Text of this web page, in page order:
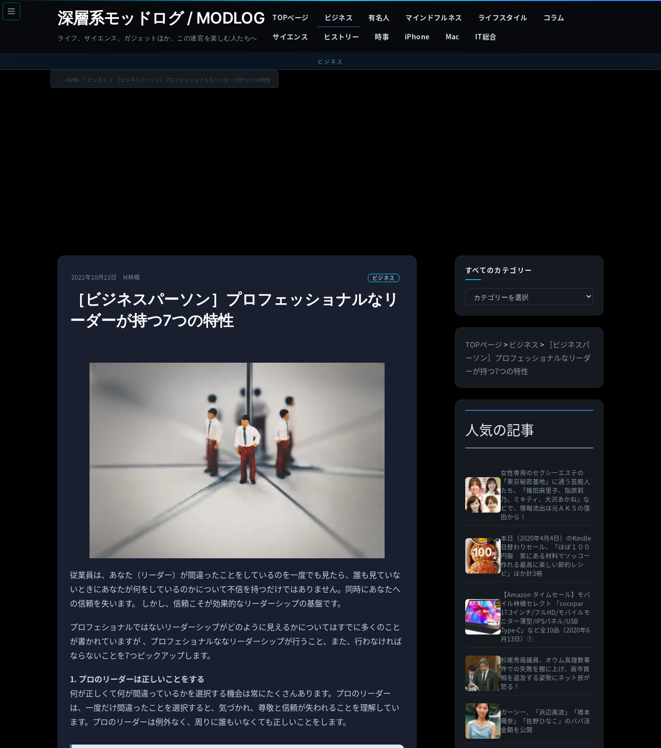
コ
ン
へ
ナ
ビ
ョ
深層系モッドログ / MODLOG
ライフ、サイエンス、ガジェットほか、この迷宮を楽しむ人たちへ
TOPページ ビジネス 有名人 マインドフルネス ライフスタイル
コラム
サイエンス
ヒストリー 時事 iPhone Mac IT総合
ビジネス
HOME ビジネス ［ビジネスパーソン］プロフェッショナルなリーダーが持つ7つの特性
2022年10月23日 M林檎 ビジネス
［ビジネスパーソン］プロフェッショナルなリ
ーダーが持つ7つの特性
従業員は、あなた（リーダー）が間違ったことをしているのを一度でも見たら、誰も見ていな
いときにあなたが何をしているのかについて不信を持つだけではありません。同時にあなたへ
の信頼を失います。 しかし、信頼こそが効果的なリーダーシップの基盤です。
プロフェショナルではないリーダーシップがどのように見えるかについてはすでに多くのこと
が書かれていますが 、プロフェショナルななリーダーシップが行うこと、また、行わなければ
ならないことを7つピックアップします。
1. プロのリーダーは正しいことをする
何が正しくて何が間違っているかを選択する機会は常にたくさんあります。プロのリーダー
は、一度だけ間違ったことを選択すると、気づかれ、尊敬と信頼が失われることを理解してい
ます。プロのリーダーは例外なく、周りに誰もいなくても正しいことをします。
すべてのカテゴリー
べ
カ
テ
ゴ
リ
ー
TOPページ> ビジネス >
［ビジネスパ
ーソン］プロフェッショナルなリーダ
ーが持つ7つの特性
人気の記事
女性専用のセクシーエステの
「東京秘密基地」に通う芸能人
たち、「篠田麻里子、指原莉
乃、ミキティ、大沢あかね」な
どで、情報流出は元ＡＫＳの窪
田から！
本日（2020年4月4日）のKindle
日替わりセール、「ほぼ１００
円飯 家にある材料でソッコー
作れる最高に楽しい節約レシ
ピ」ほか計3冊
【Amazon タイムセール】モバ
イル林檎セレクト 「cocopar
17.3インチ/フルHD/モバイルモ
ニター薄型/IPSパネル/USB
Type-C」など全10品（2020年6
月13日）①
杉尾秀哉議員、オウム真理教事
件での失敗を棚に上げ、高市首
相を追及する姿勢にネット民が
怒る！
ガーシー、「浜辺美波」「橋本
環奈」「佐野ひなこ」のパパ活
金額を公開